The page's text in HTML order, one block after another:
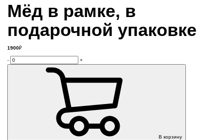
Мёд в рамке, в
подарочной упаковке
1900₽
- +
В корзину